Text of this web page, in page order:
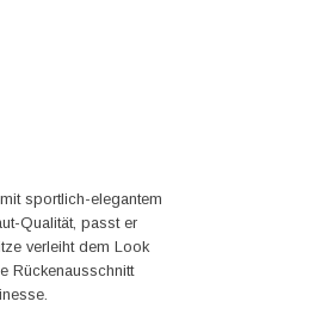
sportlich-elegantem
Qualität, passt er
verleiht dem Look
Rückenausschnitt